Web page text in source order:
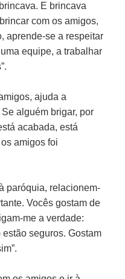
E brincava
com os amigos,
aprende-se a respeitar
equipe, a trabalhar
ajuda a
alguém brigar, por
acabada, está
amigos foi
paróquia, relacionem-
Vocês gostam de
me a verdade:
seguros. Gostam